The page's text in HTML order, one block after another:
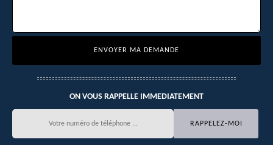
ON VOUS RAPPELLE IMMEDIATEMENT